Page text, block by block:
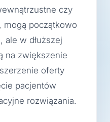
czy
mogą początkowo
ale w dłuższej
na zwiększenie
oferty
pacjentów
rozwiązania.